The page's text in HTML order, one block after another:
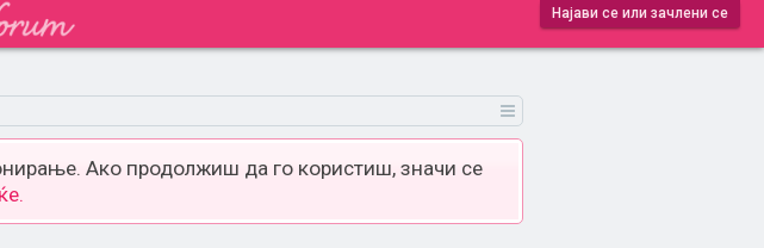
Најави се или зачлени се
Ако продолжиш да го користиш, значи се